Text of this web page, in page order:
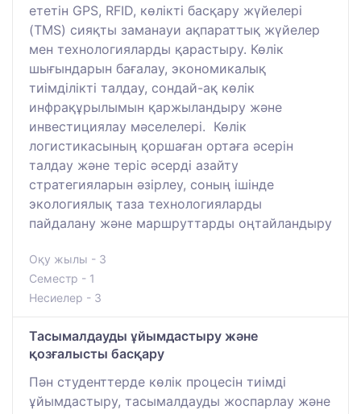
ететін GPS, RFID, көлікті басқару жүйелері
(TMS) сияқты заманауи ақпараттық жүйелер
мен технологияларды қарастыру. Көлік
шығындарын бағалау, экономикалық
тиімділікті талдау, сондай-ақ көлік
инфрақұрылымын қаржыландыру және
инвестициялау мәселелері. Көлік
логистикасының қоршаған ортаға әсерін
талдау және теріс әсерді азайту
стратегияларын әзірлеу, соның ішінде
экологиялық таза технологияларды
пайдалану және маршруттарды оңтайландыру
Оқу жылы - 3
Семестр - 1
Несиелер - 3
Тасымалдауды ұйымдастыру және
қозғалысты басқару
Пән студенттерде көлік процесін тиімді
ұйымдастыру, тасымалдауды жоспарлау және